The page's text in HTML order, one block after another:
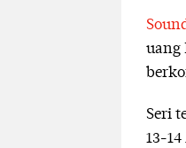
uang
Seri
13-